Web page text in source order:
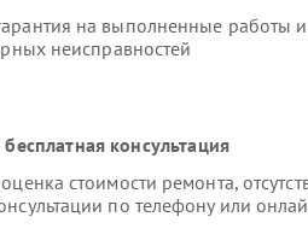
на выполненные работы
неисправностей
консультация
стоимости ремонта,
по телефону или